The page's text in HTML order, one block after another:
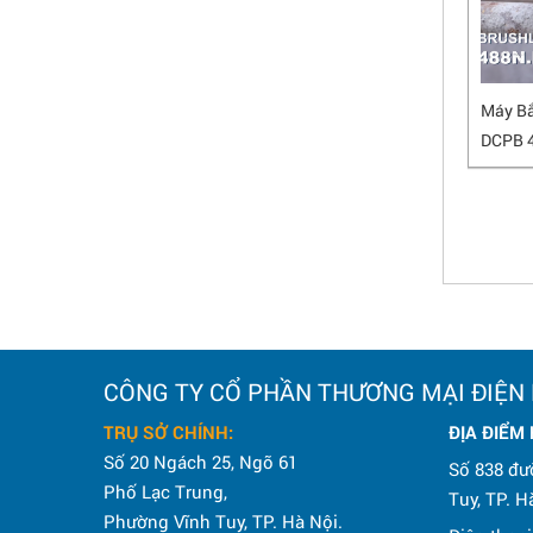
Máy
DCPB
CÔNG TY CỔ PHẦN THƯƠNG MẠI
TRỤ SỞ CHÍNH:
Số 20 Ngách 25, Ngõ 61
Phố Lạc Trung,
Phường Vĩnh Tuy, TP. Hà Nội.
ĐỊA ĐIỂM
Số 838
Tuy, TP.